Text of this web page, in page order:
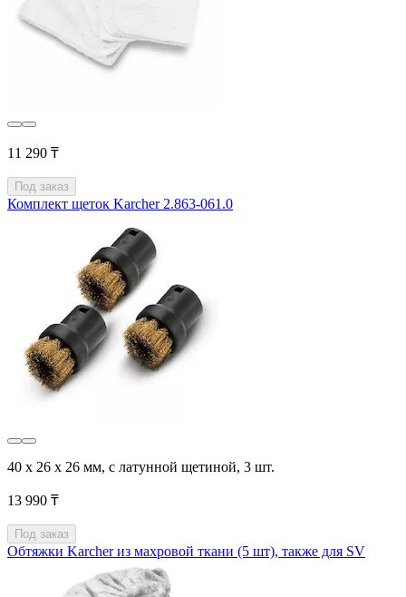
11 290 ₸
Под заказ
Комплект щеток Karcher 2.863-061.0
40 x 26 x 26 мм, с латунной щетиной, 3 шт.
13 990 ₸
Под заказ
Обтяжки Karcher из махровой ткани (5 шт), также для SV